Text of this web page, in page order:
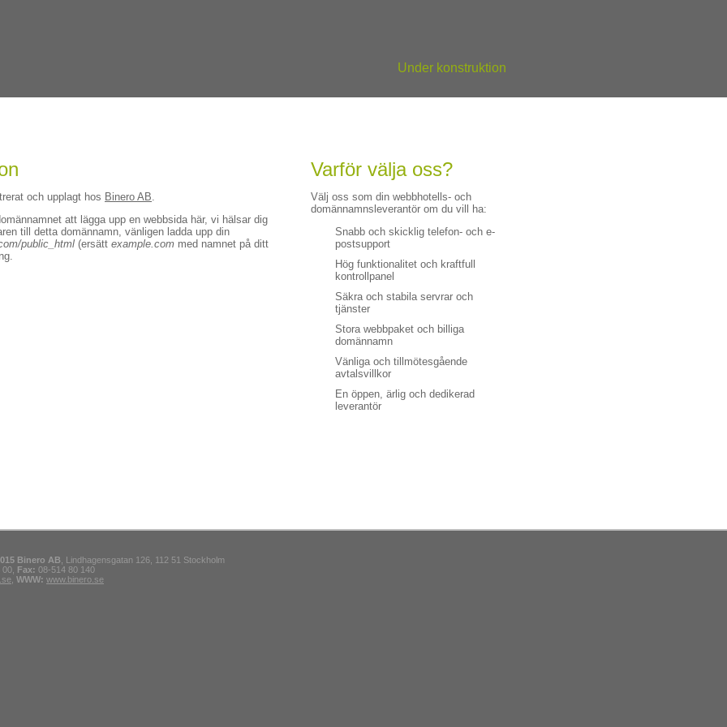
Under konstruktion
och upplagt hos Binero AB.
att lägga upp en webbsida här, vi hälsar dig
till detta domännamn, vänligen ladda upp din
public_html (ersätt example.com med namnet på ditt
Varför välja oss?
Välj oss som din webbhotells- och
domännamnsleverantör om du vill ha:
Snabb och skicklig telefon- och e-
postsupport
Hög funktionalitet och kraftfull
kontrollpanel
Säkra och stabila servrar och
tjänster
Stora webbpaket och billiga
domännamn
Vänliga och tillmötesgående
avtalsvillkor
En öppen, ärlig och dedikerad
leverantör
Binero AB , Lindhagensgatan 126, 112 51 Stockholm
Fax: 08-514 80 140
WWW: www.binero.se